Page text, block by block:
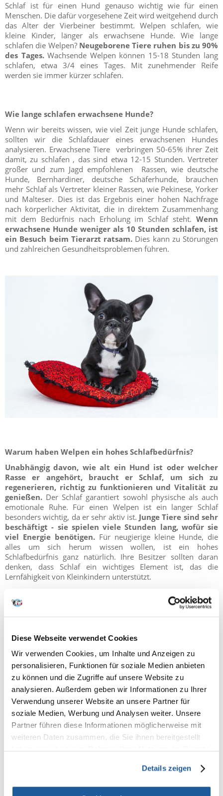
Diese Webseite verwendet Cookies
Wir verwenden Cookies, um Inhalte und Anzeigen zu
personalisieren, Funktionen für soziale Medien anbieten
zu können und die Zugriffe auf unsere Website zu
analysieren. Außerdem geben wir Informationen zu Ihrer
Verwendung unserer Website an unsere Partner für
soziale Medien, Werbung und Analysen weiter. Unsere
Partner führen diese Informationen möglicherweise mit
weiteren Daten zusammen, die Sie ihnen bereitgestellt
Details zeigen
Schlaf ist für einen Hund genauso wichtig wie für einen
Menschen. Die dafür vorgesehene Zeit wird weitgehend durch
das Alter der Vierbeiner bestimmt. Welpen schlafen, wie
kleine Kinder, länger als erwachsene Hunde. Wie lange
schlafen die Welpen? Neugeborene Tiere ruhen bis zu 90%
des Tages.Wachsende Welpen können 15-18 Stunden lang
schlafen, etwa 3/4 eines Tages. Mit zunehmender Reife
werden sie immer kürzer schlafen.
Wie lange schlafen erwachsene Hunde?
Wenn wir bereits wissen, wie viel Zeit junge Hunde schlafen,
sollten wir die Schlafdauer eines erwachsenen Hundes
analysieren. Erwachsene Tiere verbringen 50-65% ihrer Zeit
damit, zu schlafen , das sind etwa 12-15 Stunden. Vertreter
großer und zum Jagd empfohlenen Rassen, wie deutsche
Hunde, Bernhardiner, deutsche Schäferhunde, brauchen
mehr Schlaf als Vertreter kleiner Rassen, wie Pekinese, Yorker
und Malteser. Dies ist das Ergebnis einer hohen Nachfrage
nach körperlicher Aktivität, die in direktem Zusammenhang
mit dem Bedürfnis nach Erholung im Schlaf steht. Wenn
erwachsene Hunde weniger als 10 Stunden schlafen, ist
ein Besuch beim Tierarzt ratsam. Dies kann zu Störungen
und zahlreichen Gesundheitsproblemen führen.
Warum haben Welpen ein hohes Schlafbedürfnis?
Unabhängig davon, wie alt ein Hund ist oder welcher
Rasse er angehört, braucht er Schlaf, um sich zu
regenerieren, richtig zu funktionieren und Vitalität zu
genießen. Der Schlaf garantiert sowohl physische als auch
emotionale Ruhe. Für einen Welpen ist ein langer Schlaf
besonders wichtig, da er sehr aktiv ist. Junge Tiere sind sehr
beschäftigt - sie spielen viele Stunden lang, wofür sie
viel Energie benötigen. Für neugierige kleine Hunde, die
alles um sich herum wissen wollen, ist ein hohes
Schlafbedürfnis ganz natürlich. Ihre Besitzer sollten daran
denken, dass Schlaf ein wichtiges Element ist, das die
Lernfähigkeit von Kleinkindern unterstützt.
Wie lange Ihr Welpe schläft, wird auch durch die hohe
interessiert. Durch die emotionale Erfahrung können Welpen
beim Spielen oder Fressen. Obwohl das plötzliche Auftreten
von Schläfrigkeit recht überraschend ist, sollte es im ersten
Lebensjahr eines Haustiers kein Grund zur Besorgnis sein.
Wird die motorische Aktivität des Hundes vernachlässigt,
kann er Schlafprobleme bekommen, in schweren Fällen in
Form von Schlaflosigkeit. Unzureichende körperliche
Anstrengung führt dazu, dass das Tier zu müde ist und
Wie bringe ich meinen Welpen dazu, ruhig zu schlafen?